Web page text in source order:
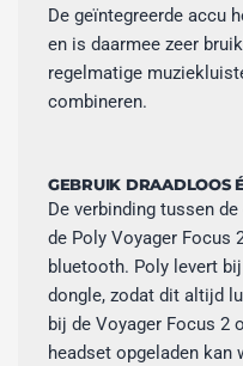
De geïntegreerde accu
en is daarmee zeer
regelmatige
combineren.
GEBRUIK DRAADLOOS
De verbinding tussen
de Poly Voyager Focus
bluetooth. Poly levert
dongle, zodat dit altijd
bij de Voyager Focus 2
headset opgeladen kan